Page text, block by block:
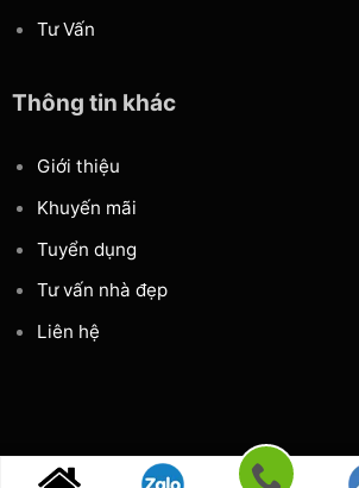
Tư Vấn
Thông tin khác
Giới thiệu
Khuyến mãi
Tuyển dụng
Tư vấn nhà đẹp
Liên hệ